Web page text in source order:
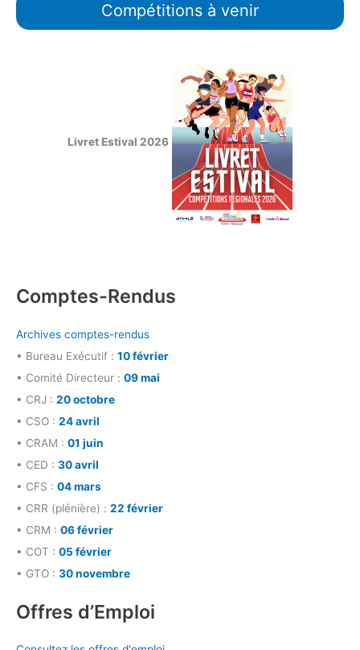
Compétitions à venir
Livret Estival 2026
Comptes-Rendus
Archives comptes-rendus
• Bureau Exécutif : 10 février
• Comité Directeur : 09 mai
• CRJ : 20 octobre
• CSO : 24 avril
• CRAM : 01 juin
• CED : 30 avril
• CFS : 04 mars
• CRR (plénière) : 22 février
• CRM : 06 février
• COT : 05 février
• GTO : 30 novembre
Offres d’Emploi